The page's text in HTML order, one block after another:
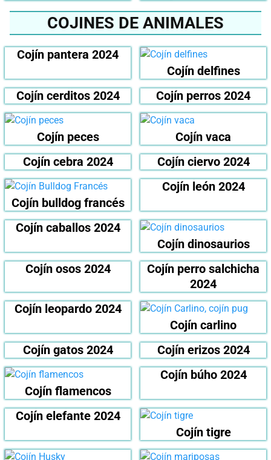
COJINES DE ANIMALES
Cojín pantera 2024
Cojín delfines
Cojín cerditos 2024
Cojín perros 2024
Cojín peces
Cojín vaca
Cojín cebra 2024
Cojín ciervo 2024
Cojín bulldog francés
Cojín león 2024
Cojín caballos 2024
Cojín dinosaurios
Cojín osos 2024
Cojín perro salchicha
2024
Cojín leopardo 2024
Cojín carlino
Cojín gatos 2024
Cojín erizos 2024
Cojín flamencos
Cojín búho 2024
Cojín elefante 2024
Cojín tigre